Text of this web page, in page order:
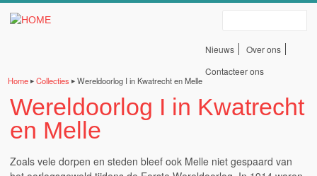
Overslaan en naar de algemene inhoud gaan
Zoeken
Servicelinks
bovenaan
Nieuws
Over ons
Contacteer ons
Erfgoedbank Land Van
U bent hier
Home ▶ Collecties ▶ Wereldoorlog I in Kwatrecht en Melle
Wereldoorlog I in Kwatrecht
en Melle
Zoals vele dorpen en steden bleef ook Melle niet gespaard van